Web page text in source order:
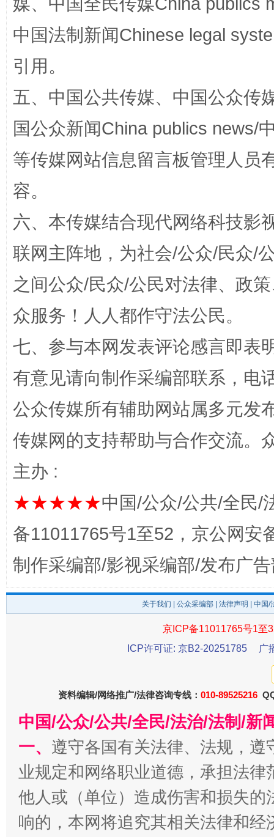
扯下公款旅游的“隐身衣” 如何以
“蜀中异人”王建安的艺术幻境
完善运行机制助力责任有效落实
千年窑火 生生不息 一
中国法制新闻Chinese legal
引用。
五、中国公共传媒、中国公众传
国公众新闻China publics news/
等传媒网站信息留言板管理人员
容。
六、本传媒结合现代网络科技影
联网主阵地，为社会/公众/民众/
之间公众/民众/公民对法律、政
众服务！人人都作守法公民。
七、参与本网发表评论感言即表
有意见请向制作采编部联系，电
公众传媒所有辅助网站属多元发
传媒网的支持帮助与合作交流。
主办 :
★★★★★中国/公众/公共/全民/
备11011765号1至52，京公网安
制作采编部/影视采编部/发布广
关于我们 公众采编部 法律声明 | 中国
京ICP备11011765号1至
ICP许可证: 京B2-20251785
广
资料编辑/网络推广/法律咨询专线： 010-89525216
中国/公众/公共/全民/法治/法制/新
一、 遵守各国有关法律、法规，
业规定和网络职业道德，承担法
他人或（单位）造成伤害和损失
响的，本网将追究其相关法律和